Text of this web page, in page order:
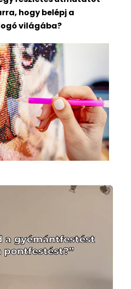
hogy belépj a
világába?